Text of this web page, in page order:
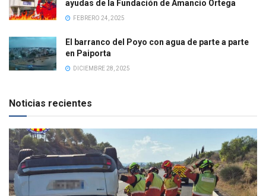
ayudas de la Fundación de Amancio Ortega
FEBRERO 24, 2025
El barranco del Poyo con agua de parte a parte
en Paiporta
DICIEMBRE 28, 2025
Noticias recientes